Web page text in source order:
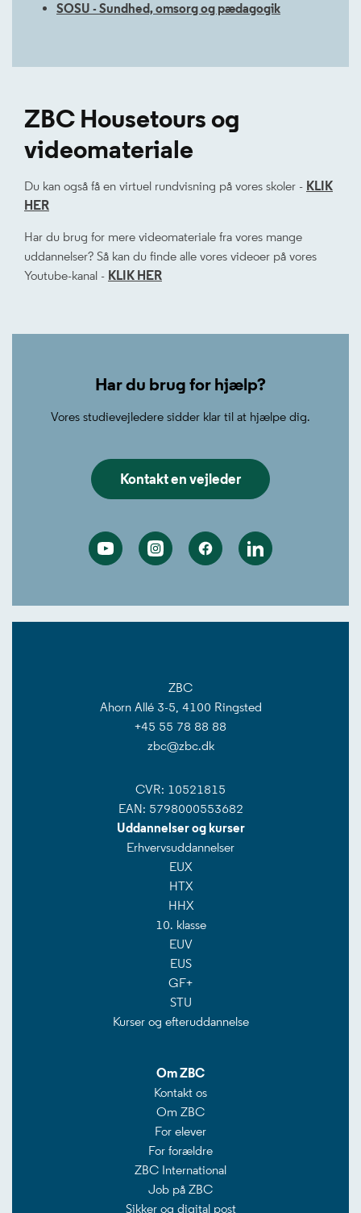
SOSU - Sundhed, omsorg og pædagogik
ZBC Housetours og
videomateriale
Du kan også få en virtuel rundvisning på vores skoler - KLIK
HER
Har du brug for mere videomateriale fra vores mange
uddannelser? Så kan du finde alle vores videoer på vores
Youtube-kanal - KLIK HER
Har du brug for hjælp?
Vores studievejledere sidder klar til at hjælpe dig.
Kontakt en vejleder
YoutubeInstagramFacebookLinkedin
ZBC
Ahorn Allé 3-5, 4100 Ringsted
+45 55 78 88 88
zbc@zbc.dk
CVR: 10521815
EAN: 5798000553682
Uddannelser og kurser
Erhvervsuddannelser
EUX
HTX
HHX
10. klasse
EUV
EUS
GF+
STU
Kurser og efteruddannelse
Om ZBC
Kontakt os
Om ZBC
For elever
For forældre
ZBC International
Job på ZBC
Sikker og digital post